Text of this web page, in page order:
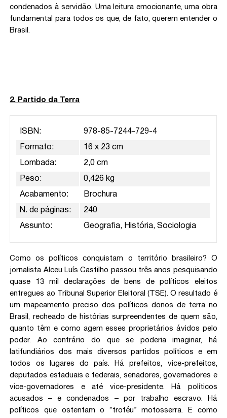
condenados à servidão. Uma leitura emocionante, uma obra
fundamental para todos os que, de fato, querem entender o
Brasil.
2. Partido da Terra
ISBN: 978-85-7244-729-4
Formato: 16 x 23 cm
Lombada: 2,0 cm
Peso: 0,426 kg
Acabamento: Brochura
N. de páginas: 240
Assunto: Geografia, História, Sociologia
Como os políticos conquistam o território brasileiro? O
jornalista Alceu Luís Castilho passou três anos pesquisando
quase 13 mil declarações de bens de políticos eleitos
entregues ao Tribunal Superior Eleitoral (TSE). O resultado é
um mapeamento preciso dos políticos donos de terra no
Brasil, recheado de histórias surpreendentes de quem são,
quanto têm e como agem esses proprietários ávidos pelo
poder. Ao contrário do que se poderia imaginar, há
latifundiários dos mais diversos partidos políticos e em
todos os lugares do país. Há prefeitos, vice-prefeitos,
deputados estaduais e federais, senadores, governadores e
vice-governadores e até vice-presidente. Há políticos
acusados – e condenados – por trabalho escravo. Há
políticos que ostentam o “troféu” motosserra. E como